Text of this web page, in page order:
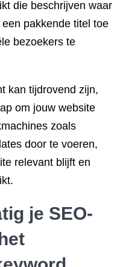
die beschrijven waar
pakkende titel toe
bezoekers te
kan tijdrovend zijn,
om jouw website
zoals
door te voeren,
relevant blijft en
je SEO-